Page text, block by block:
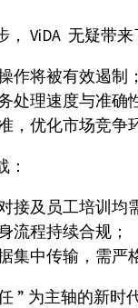
ViDA 无疑带来
作将被有效遏制；
处理速度与准确
，优化市场竞争
接及员工培训均
流程持续合规；
集中传输，需严
” 为主轴的新